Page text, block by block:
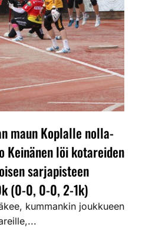
maun Koplalle nolla-
löi kotareiden
sarjapisteen
(0-0, 0-0, 2-1k)
kummankin joukkueen